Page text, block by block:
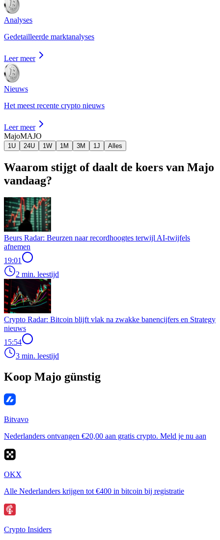
Analyses
Gedetailleerde marktanalyses
Leer meer
Nieuws
Het meest recente crypto nieuws
Leer meer
MajoMAJO
1U 24U 1W 1M 3M 1J Alles
Waarom stijgt of daalt de koers van Majo
vandaag?
Beurs Radar: Beurzen naar recordhoogtes terwijl AI-twijfels
afnemen
19:01
2 min. leestijd
Crypto Radar: Bitcoin blijft vlak na zwakke banencijfers en Strategy
nieuws
15:54
3 min. leestijd
Koop Majo günstig
Bitvavo
Nederlanders ontvangen €20,00 aan gratis crypto. Meld je nu aan
OKX
Alle Nederlanders krijgen tot €400 in bitcoin bij registratie
Crypto Insiders